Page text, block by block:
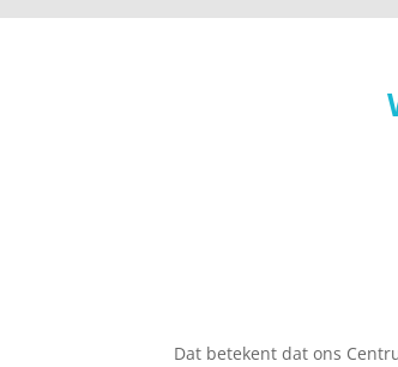
Dat betekent dat ons